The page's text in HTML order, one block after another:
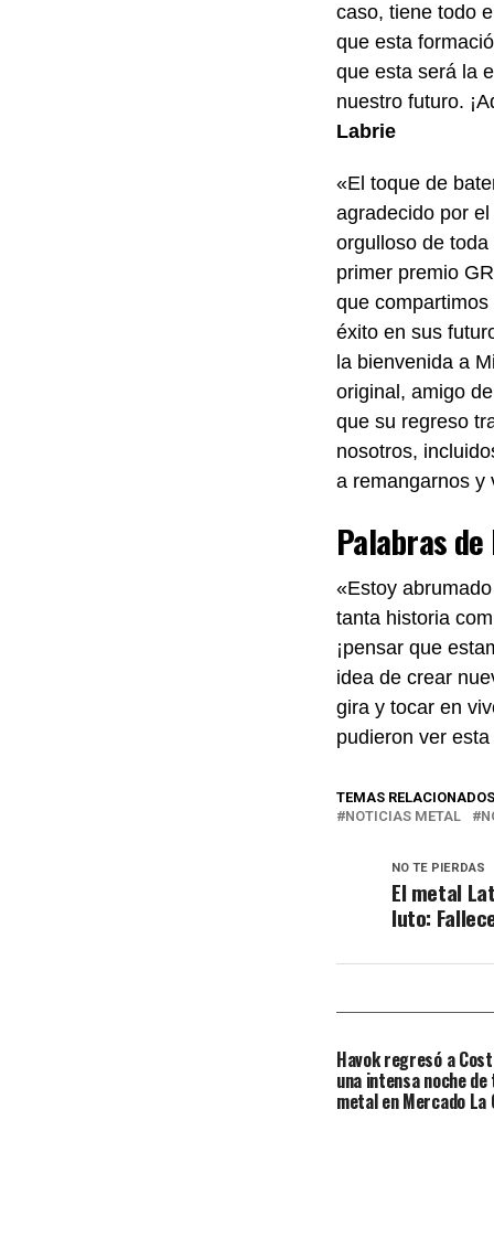
caso, tiene todo
que esta
que esta será la
nuestro futuro.
Labrie
«El toque de
agradecido por
orgulloso de
primer premio
que
éxito en sus
la bienvenida a
original, amigo
que su regreso
nosotros,
a remangarnos
Palabras
«Estoy
tanta historia
¡pensar que
idea de crear
gira y tocar en
pudieron ver
TEMAS RELACIONADOS
NOTICIAS METAL
NO TE PIERDAS
El metal
luto:
Havok regresó a
una intensa noche
metal en Mercado